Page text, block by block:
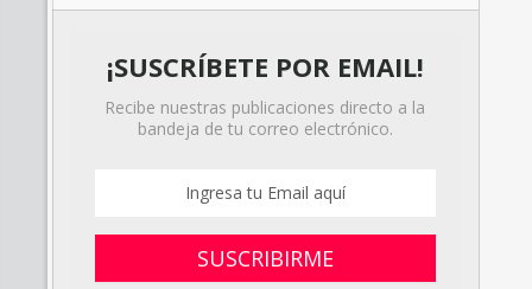
¡SUSCRÍBETE POR EMAIL!
Recibe nuestras publicaciones directo a la
bandeja de tu correo electrónico.